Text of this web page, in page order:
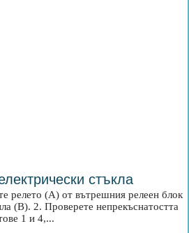
стъкла
релето (A) от вътрешния релеен блок
(B). 2. Проверете непрекъснатостта
1 и 4,...